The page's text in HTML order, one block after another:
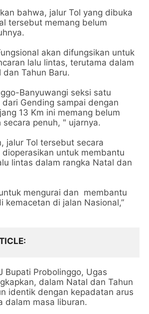
bahwa, jalur Tol yang dibuka
tersebut memang belum
akan difungsikan untuk
lalu lintas, terutama dalam
Tahun Baru.
Banyuwangi seksi satu
Gending sampai dengan
13 Km ini memang belum
penuh, " ujarnya.
jalur Tol tersebut secara
dioperasikan untuk membantu
lintas dalam rangka Natal dan
mengurai dan membantu
kemacetan di jalan Nasional,”
Bupati Probolinggo, Ugas
dalam Natal dan Tahun
identik dengan kepadatan arus
dalam masa liburan.